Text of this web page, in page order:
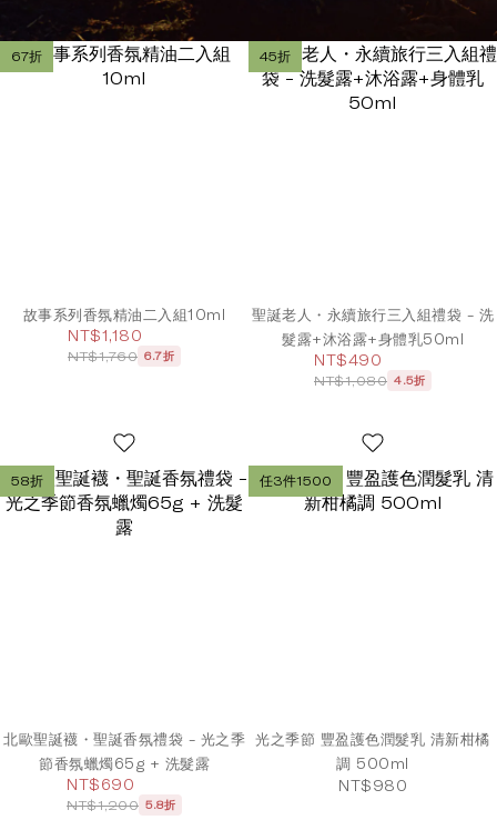
67折
故事系列香氛精油二入組10ml
NT$1,180
NT$1,760 6.7折
45折
聖誕老人・永續旅行三入組禮袋 - 洗
髮露+沐浴露+身體乳50ml
NT$490
NT$1,080 4.5折
58折
北歐聖誕襪・聖誕香氛禮袋 - 光之季
節香氛蠟燭65g + 洗髮露
NT$690
NT$1,200 5.8折
任3件1500
光之季節 豐盈護色潤髮乳 清新柑橘
調 500ml
NT$980